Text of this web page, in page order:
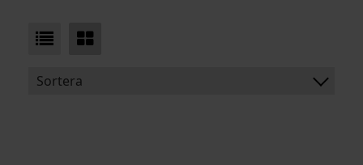
Sortera